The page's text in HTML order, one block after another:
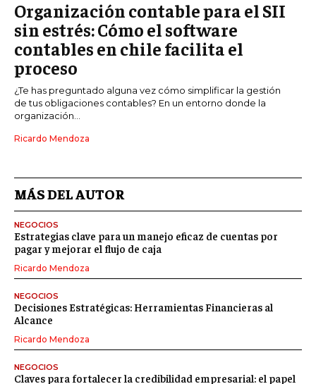
Organización contable para el SII
sin estrés: Cómo el software
contables en chile facilita el
proceso
¿Te has preguntado alguna vez cómo simplificar la gestión
de tus obligaciones contables? En un entorno donde la
organización...
Ricardo Mendoza
MÁS DEL AUTOR
NEGOCIOS
Estrategias clave para un manejo eficaz de cuentas por
pagar y mejorar el flujo de caja
Ricardo Mendoza
NEGOCIOS
Decisiones Estratégicas: Herramientas Financieras al
Alcance
Ricardo Mendoza
NEGOCIOS
Claves para fortalecer la credibilidad empresarial: el papel